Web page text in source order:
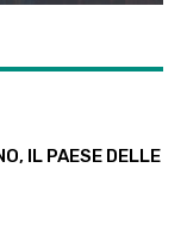
IL PAESE DELLE